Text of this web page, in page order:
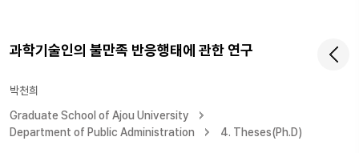
과학기술인의 불만족 반응행태에 관한 연구
박천희
Graduate School of Ajou University
Department of Public Administration
4. Theses(Ph.D)